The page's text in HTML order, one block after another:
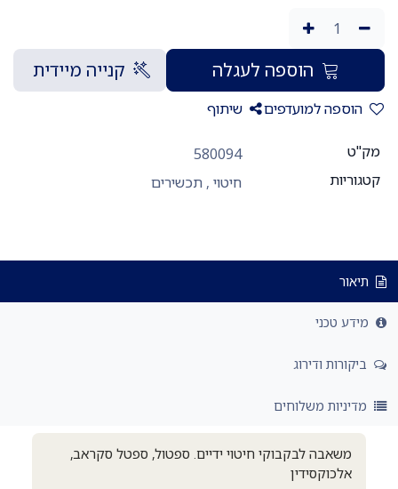
הוספה לעגלה קנייה מיידית
הוספה למועדפים שיתוף
מק"ט
580094
קטגוריות
חיטוי, תכשירים
תיאור
מידע טכני
ביקורות ודירוג
מדיניות משלוחים
משאבה לבקבוקי חיטוי ידיים. ספטול, ספטל סקראב,
אלכוקסידין